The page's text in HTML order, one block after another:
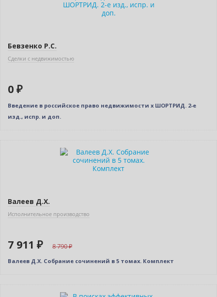
Бевзенко Р.С.
Сделки с недвижимостью
0 ₽
Введение в российское право недвижимости x ШОРТРИД. 2-е
изд., испр. и доп.
–10% (скидка 879 ₽)
Валеев Д.Х.
Исполнительное производство
7 911 ₽ 8 790
Валеев Д.Х. Собрание сочинений в 5 томах. Комплект